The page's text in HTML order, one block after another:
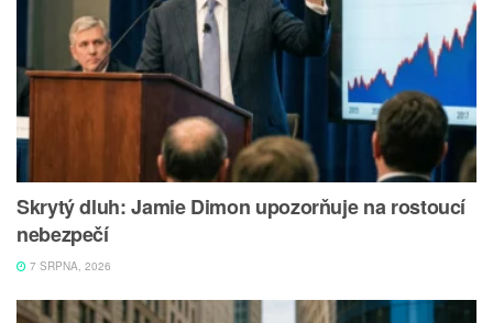
Skrytý dluh: Jamie Dimon upozorňuje na rostoucí
nebezpečí
7 SRPNA, 2026